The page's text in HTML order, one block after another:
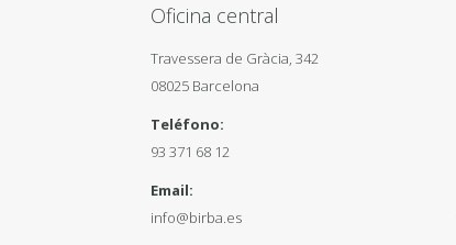
Oficina central
Travessera de Gràcia, 342
08025 Barcelona
Teléfono:
93 371 68 12
Email:
info@birba.es